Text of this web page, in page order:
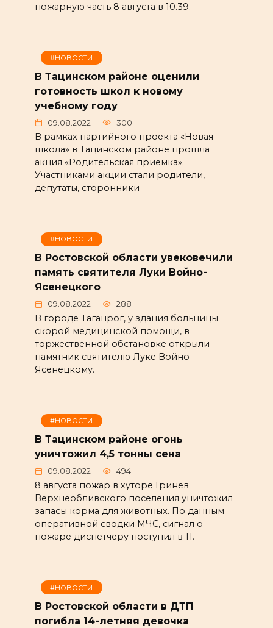
пожарную часть 8 августа в 10.39.
#НОВОСТИ
В Тацинском районе оценили
готовность школ к новому
учебному году
09.08.2022 300
В рамках партийного проекта «Новая
школа» в Тацинском районе прошла
акция «Родительская приемка».
Участниками акции стали родители,
депутаты, сторонники
#НОВОСТИ
В Ростовской области увековечили
память святителя Луки Войно-
Ясенецкого
09.08.2022 288
В городе Таганрог, у здания больницы
скорой медицинской помощи, в
торжественной обстановке открыли
памятник святителю Луке Войно-
Ясенецкому.
#НОВОСТИ
В Тацинском районе огонь
уничтожил 4,5 тонны сена
09.08.2022 494
8 августа пожар в хуторе Гринев
Верхнеобливского поселения уничтожил
запасы корма для животных. По данным
оперативной сводки МЧС, сигнал о
пожаре диспетчеру поступил в 11.
#НОВОСТИ
В Ростовской области в ДТП
погибла 14-летняя девочка